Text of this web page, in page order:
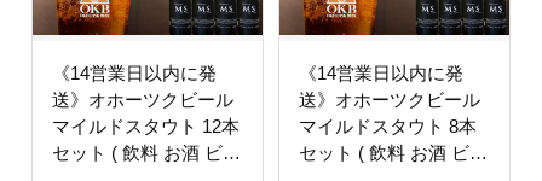
《14営業日以内に発
送》オホーツクビール
マイルドスタウト 12本
セット ( 飲料 お酒 ビー
《14営業日以内に発
送》オホーツクビール
マイルドスタウト 8本
セット ( 飲料 お酒 ビー